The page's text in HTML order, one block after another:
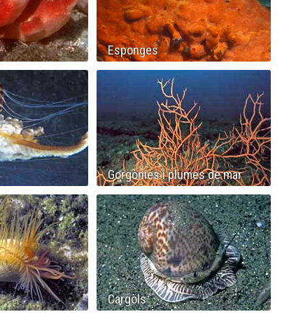
Esponges
Gorgònies i plumes de mar
Cargols